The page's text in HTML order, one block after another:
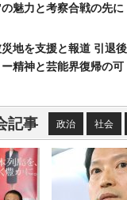
魅力と考察合戦の先に
地を支援と報道 引退後
精神と芸能界復帰の可
記事 政治 社会